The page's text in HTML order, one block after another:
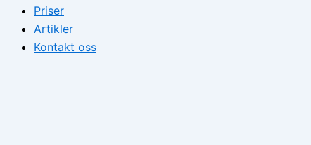
Priser
Artikler
Kontakt oss